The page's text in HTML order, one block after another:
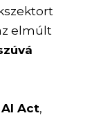
elmúlt
AI Act,